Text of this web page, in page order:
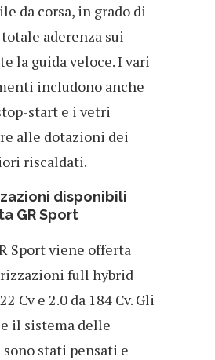
da corsa, in grado di
aderenza sui
la guida veloce. I vari
includono anche
start e i vetri
alle dotazioni dei
riscaldati.
disponibili
GR Sport
Sport viene offerta
full hybrid
Cv e 2.0 da 184 Cv. Gli
il sistema delle
stati pensati e